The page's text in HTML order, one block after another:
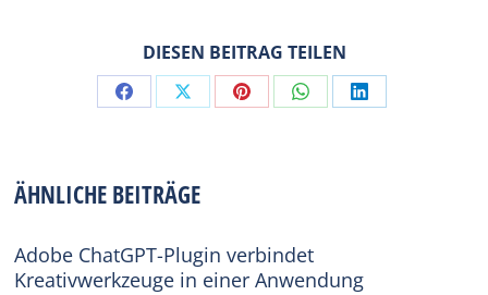
DIESEN BEITRAG TEILEN
Share Share Share Share Share
ÄHNLICHE BEITRÄGE
Adobe ChatGPT-Plugin verbindet
Kreativwerkzeuge in einer Anwendung